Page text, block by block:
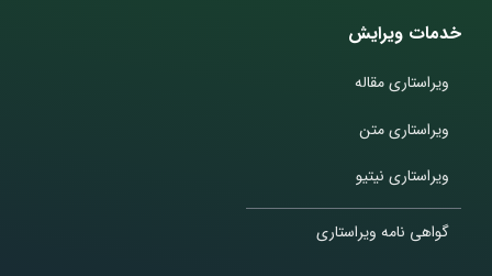
خدمات ویرایش
ویراستاری مقاله
ویراستاری متن
ویراستاری نیتیو
گواهی نامه ویراستاری